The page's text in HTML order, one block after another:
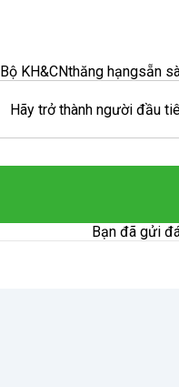
Bộ KH&CNthăng hạngsẵn
Hãy trở thành người đầu
Bạn đã gửi